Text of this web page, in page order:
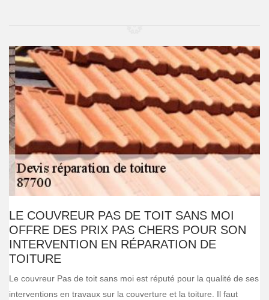
LE COUVREUR PAS DE TOIT SANS MOI
OFFRE DES PRIX PAS CHERS POUR SON
INTERVENTION EN RÉPARATION DE
TOITURE
Le couvreur Pas de toit sans moi est réputé pour la qualité de ses
interventions en travaux sur la couverture et la toiture. Il faut